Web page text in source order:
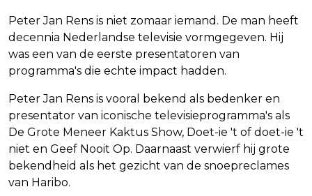
Peter Jan Rens is niet zomaar iemand. De man heeft
decennia Nederlandse televisie vormgegeven. Hij
was een van de eerste presentatoren van
programma's die echte impact hadden.
Peter Jan Rens is vooral bekend als bedenker en
presentator van iconische televisieprogramma's als
De Grote Meneer Kaktus Show, Doet-ie 't of doet-ie 't
niet en Geef Nooit Op. Daarnaast verwierf hij grote
bekendheid als het gezicht van de snoepreclames
van Haribo.